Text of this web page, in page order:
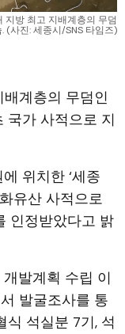
지방 최고 지배계층의 무덤
. (사진: 세종시/SNS 타임즈)
계층의 무덤인
국가 사적으로 지
위치한 ‘세종
유산 사적으로
인정받았다고 밝
발계획 수립 이
발굴조사를 통
식 석실분 7기, 석